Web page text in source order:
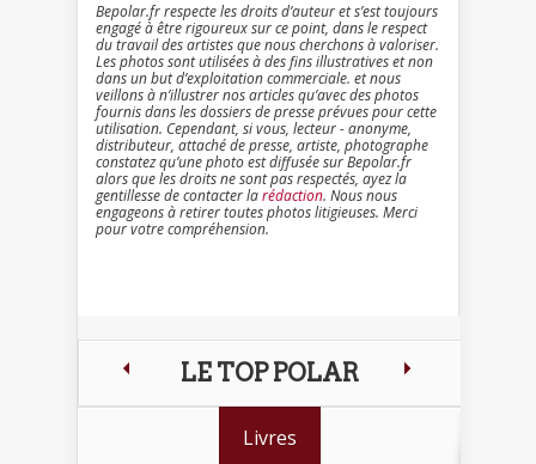
Bepolar.fr respecte les droits d’auteur et s’est toujours
engagé à être rigoureux sur ce point, dans le respect
du travail des artistes que nous cherchons à valoriser.
Les photos sont utilisées à des fins illustratives et non
dans un but d’exploitation commerciale. et nous
veillons à n’illustrer nos articles qu’avec des photos
fournis dans les dossiers de presse prévues pour cette
utilisation. Cependant, si vous, lecteur - anonyme,
distributeur, attaché de presse, artiste, photographe
constatez qu’une photo est diffusée sur Bepolar.fr
alors que les droits ne sont pas respectés, ayez la
gentillesse de contacter larédaction. Nous nous
engageons à retirer toutes photos litigieuses. Merci
pour votre compréhension.
LE TOP POLAR
Livres